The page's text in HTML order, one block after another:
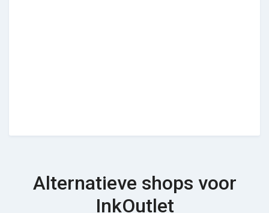
Alternatieve shops voor
InkOutlet